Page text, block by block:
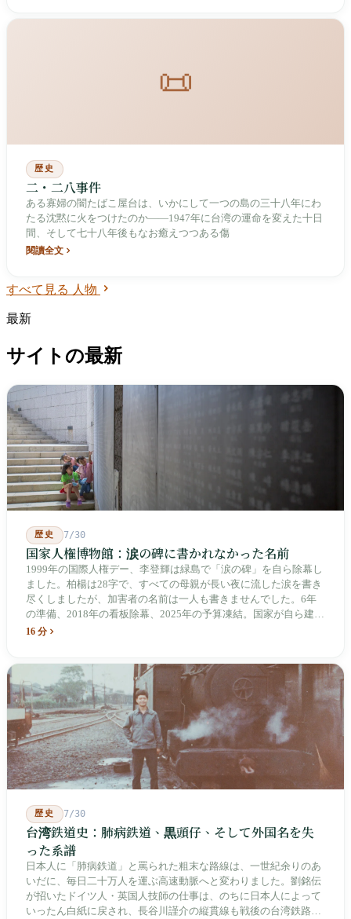
📜
歴史
二・二八事件
ある寡婦の闇たばこ屋台は、いかにして一つの島の三十八年にわ
たる沈黙に火をつけたのか――1947年に台湾の運命を変えた十日
間、そして七十八年後もなお癒えつつある傷
閱讀全文
すべて見る 人物
最新
サイトの最新
歴史 7/30
国家人権博物館：涙の碑に書かれなかった名前
1999年の国際人権デー、李登輝は緑島で「涙の碑」を自ら除幕し
ました。柏楊は28字で、すべての母親が長い夜に流した涙を書き
尽くしましたが、加害者の名前は一人も書きませんでした。6年
の準備、2018年の看板除幕、2025年の予算凍結。国家が自ら建
て、自らが行ったことを記念する博物館です。しかし解厳から39
16 分
歴史 7/30
台湾鉄道史：肺病鉄道、黒頭仔、そして外国名を失
った系譜
日本人に「肺病鉄道」と罵られた粗末な路線は、一世紀余りのあ
いだに、毎日二十万人を運ぶ高速動脈へと変わりました。劉銘伝
が招いたドイツ人・英国人技師の仕事は、のちに日本人によって
いったん白紙に戻され、長谷川謹介の縦貫線も戦後の台湾鉄路に